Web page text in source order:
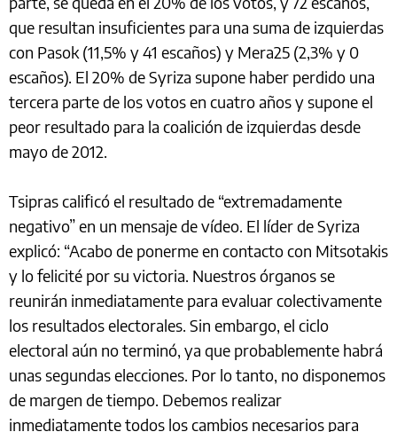
que resultan insuficientes para una suma de izquierdas
con Pasok (11,5% y 41 escaños) y Mera25 (2,3% y 0
escaños). El 20% de Syriza supone haber perdido una
tercera parte de los votos en cuatro años y supone el
peor resultado para la coalición de izquierdas desde
mayo de 2012.
Tsipras calificó el resultado de “extremadamente
negativo” en un mensaje de vídeo. El líder de Syriza
explicó: “Acabo de ponerme en contacto con Mitsotakis
y lo felicité por su victoria. Nuestros órganos se
reunirán inmediatamente para evaluar colectivamente
los resultados electorales. Sin embargo, el ciclo
electoral aún no terminó, ya que probablemente habrá
unas segundas elecciones. Por lo tanto, no disponemos
de margen de tiempo. Debemos realizar
inmediatamente todos los cambios necesarios para